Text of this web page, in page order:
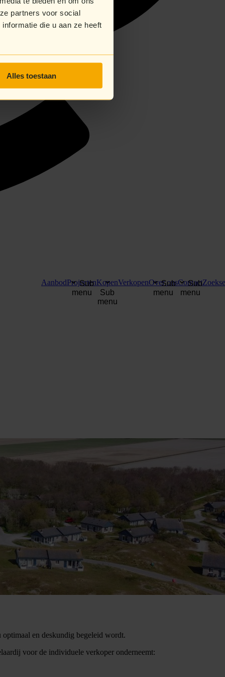
partners voor social
die u aan ze heeft
Alles toestaan
AanbodProjecten
Sub
menu
Kopen
Sub
menu
VerkopenOver ons
Sub
menu
Contact
Sub
menu
en deskundig begeleid wordt.
voor de individuele verkoper onderneemt: